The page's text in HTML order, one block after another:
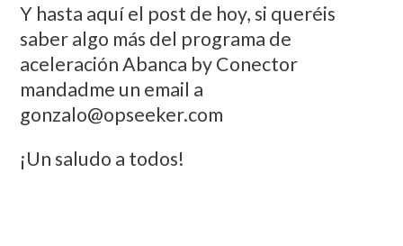
Y hasta aquí el post de hoy, si queréis
saber algo más del programa de
aceleración Abanca by Conector
mandadme un email a
gonzalo@opseeker.com
¡Un saludo a todos!